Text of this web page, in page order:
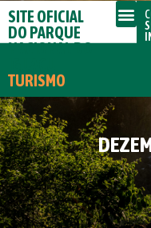
SITE OFICIAL
DO PARQUE
NACIONAL DO
TURISMO